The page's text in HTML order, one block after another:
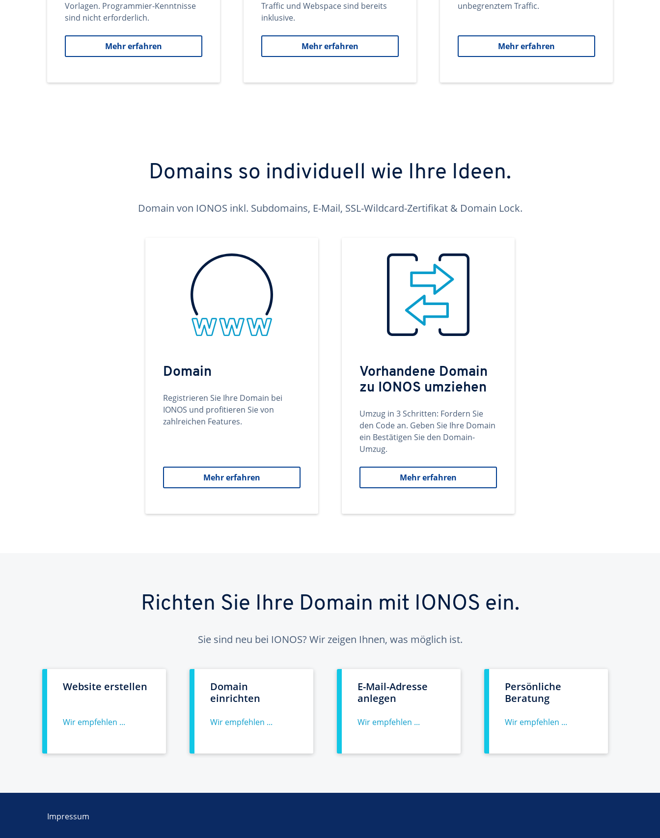
Vorlagen. Programmier-Kenntnisse
sind nicht erforderlich.
Mehr erfahren
Traffic und Webspace sind bereits
inklusive.
Mehr erfahren
unbegrenztem Traffic.
Mehr erfahren
Domains so individuell wie Ihre Ideen.
Domain von IONOS inkl. Subdomains, E-Mail, SSL-Wildcard-Zertifikat & Domain Lock.
Domain
Registrieren Sie Ihre Domain bei
IONOS und profitieren Sie von
zahlreichen Features.
Mehr erfahren
Vorhandene Domain
zu IONOS umziehen
Umzug in 3 Schritten: Fordern Sie
den Code an. Geben Sie Ihre Domain
ein Bestätigen Sie den Domain-
Umzug.
Mehr erfahren
Richten Sie Ihre Domain mit IONOS ein.
Sie sind neu bei IONOS? Wir zeigen Ihnen, was möglich ist.
Website erstellen
Wir empfehlen ...
Domain
einrichten
Wir empfehlen ...
E-Mail-Adresse
anlegen
Wir empfehlen ...
Persönliche
Beratung
Wir empfehlen ...
Impressum